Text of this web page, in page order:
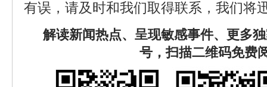
有误，请及时和我们取得联系，我们将
解读新闻热点、呈现敏感事件、更多
号，扫描二维码免费